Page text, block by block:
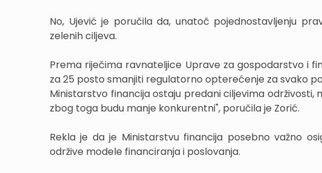
No, Ujević je poručila da, unatoč pojednostavljenju
zelenih ciljeva.
Prema riječima ravnateljice Uprave za gospodarstvo i
za 25 posto smanjiti regulatorno opterećenje za svako
Ministarstvo financija ostaju predani ciljevima
zbog toga budu manje konkurentni", poručila je Zorić.
Rekla je da je Ministarstvu financija posebno važno
održive modele financiranja i poslovanja.